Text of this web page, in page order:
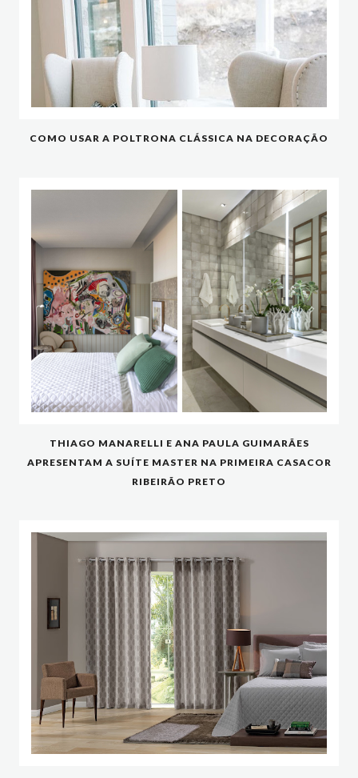
COMO USAR A POLTRONA CLÁSSICA NA DECORAÇÃO
THIAGO MANARELLI E ANA PAULA GUIMARÃES
APRESENTAM A SUÍTE MASTER NA PRIMEIRA CASACOR
RIBEIRÃO PRETO